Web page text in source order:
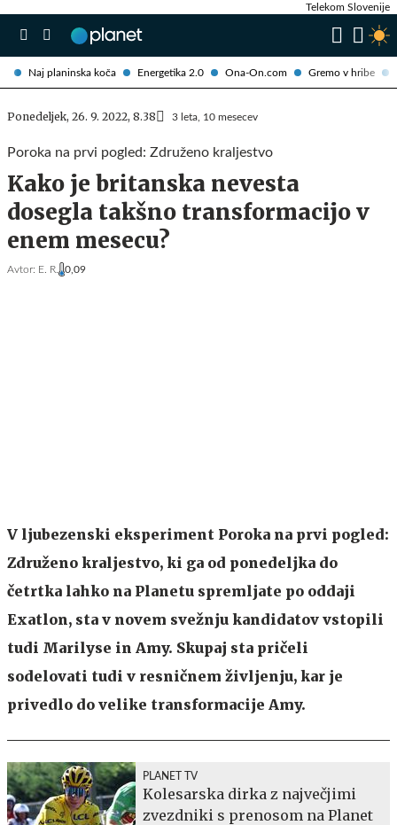
Naj planinska koča Energetika 2.0 Ona-On.com Gremo v hribe
Telekom Slovenije
Ponedeljek, 26. 9. 2022, 8.38 3 leta, 10 mesecev
Poroka na prvi pogled: Združeno kraljestvo
Kako je britanska nevesta
dosegla takšno transformacijo v
enem mesecu?
Avtor: E. R. 0,09
V ljubezenski eksperiment Poroka na prvi pogled:
Združeno kraljestvo, ki ga od ponedeljka do
četrtka lahko na Planetu spremljate po oddaji
Exatlon, sta v novem svežnju kandidatov vstopili
tudi Marilyse in Amy. Skupaj sta pričeli
sodelovati tudi v resničnem življenju, kar je
privedlo do velike transformacije Amy.
PLANET TV
Kolesarska dirka z največjimi
zvezdniki s prenosom na Planet